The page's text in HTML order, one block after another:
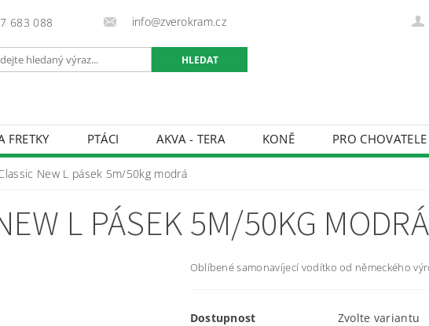
683 088 info@zverokram.cz
FRETKY PTÁCI AKVA - TERA KONĚ
PRO CHOVATELE
PODMÍNKY OCHRANY OSOBNÍCH ÚDAJŮ
New L pásek 5m/50kg modrá
L PÁSEK 5M/50KG MODRÁ
Oblíbené samonavíjecí vodítko od německého
Dostupnost
Zvolte variantu